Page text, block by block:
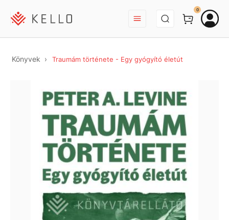
BEJELENTKEZÉS
0
Könyvek Traumám története - Egy gyógyító életút